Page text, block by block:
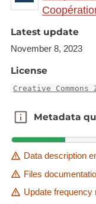
Latest update
November 8, 2023
License
Creative Commons
Metadata
Metadata
Data description
Files
Update frequency